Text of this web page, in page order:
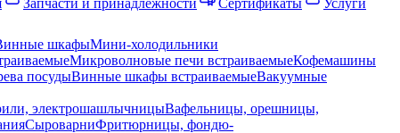
Запчасти и принадлежности Сертификаты
Услуги
шкафыМини-холодильники
Микроволновые печи встраиваемыеКофемашины
посудыВинные шкафы встраиваемыеВакуумные
электрошашлычницыВафельницы, орешницы,
СыроварниФритюрницы, фондю-